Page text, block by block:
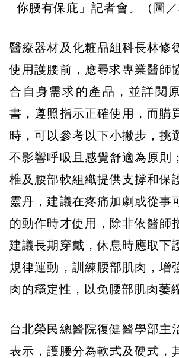
你腰有保庇」記者會。（圖／
醫療器材及化粧品組科長林修
使用護腰前，應尋求專業醫師
合自身需求的產品，並詳閱
書，遵照指示正確使用，而購
時，可以參考以下小撇步，挑
不影響呼吸且感覺舒適為原則
椎及腰部軟組織提供支撐和保
靈丹，建議在疼痛加劇或從事
的動作時才使用，除非依醫師
建議長期穿戴，休息時應取下
規律運動，訓練腰部肌肉，增
肉的穩定性，以免腰部肌肉萎
台北榮民總醫院復健醫學部主
表示，護腰分為軟式及硬式，